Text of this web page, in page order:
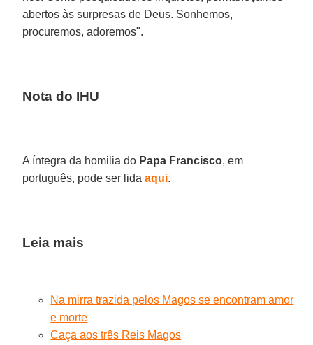
abertos às surpresas de Deus. Sonhemos,
procuremos, adoremos".
Nota do IHU
A íntegra da homilia do Papa Francisco, em
português, pode ser lidaaqui.
Leia mais
Na mirra trazida pelos Magos se encontram amor
e morte
Caça aos três Reis Magos